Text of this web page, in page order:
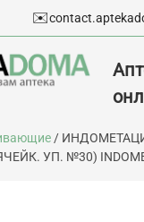
✉️
/
УП. №30)